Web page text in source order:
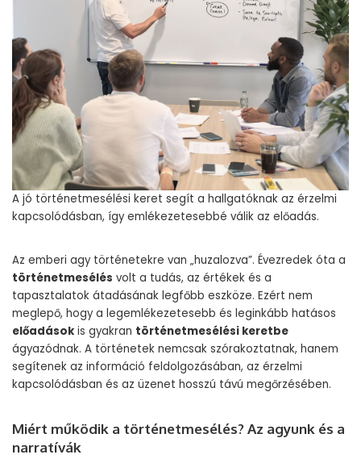
A jó történetmesélési keret segít a hallgatóknak az érzelmi
kapcsolódásban, így emlékezetesebbé válik az előadás.
Az emberi agy történetekre van „huzalozva”. Évezredek óta a
történetmesélés volt a tudás, az értékek és a
tapasztalatok átadásának legfőbb eszköze. Ezért nem
meglepő, hogy a legemlékezetesebb és leginkább hatásos
előadások is gyakran történetmesélési keretbe
ágyazódnak. A történetek nemcsak szórakoztatnak, hanem
segítenek az információ feldolgozásában, az érzelmi
kapcsolódásban és az üzenet hosszú távú megőrzésében.
Miért működik a történetmesélés? Az agyunk és a
narratívák